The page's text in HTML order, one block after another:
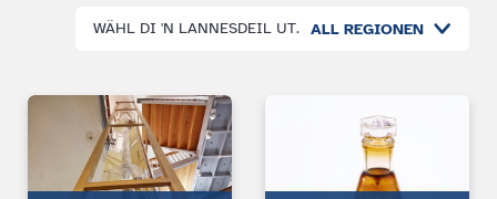
WÄHL DI 'N LANNESDEIL UT. ALL REGIONEN